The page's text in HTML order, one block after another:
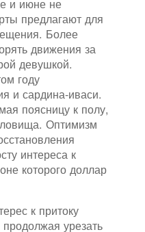
и июне не
предлагают для
Более
движения за
девушкой.
году
и сардина-иваси.
поясницу к полу,
Оптимизм
интереса к
которого доллар
к притоку
урезать